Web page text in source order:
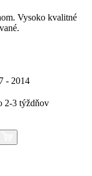
Vysoko kvalitné
- 2014
2-3 týždňov